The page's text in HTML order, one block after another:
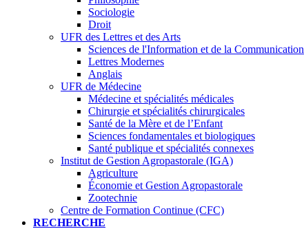
Sociologie
Droit
UFR des Lettres et des Arts
Sciences de l'Information et de la Communication
Lettres Modernes
Anglais
UFR de Médecine
Médecine et spécialités médicales
Chirurgie et spécialités chirurgicales
Santé de la Mère et de l’Enfant
Sciences fondamentales et biologiques
Santé publique et spécialités connexes
Institut de Gestion Agropastorale (IGA)
Agriculture
Économie et Gestion Agropastorale
Zootechnie
Centre de Formation Continue (CFC)
RECHERCHE